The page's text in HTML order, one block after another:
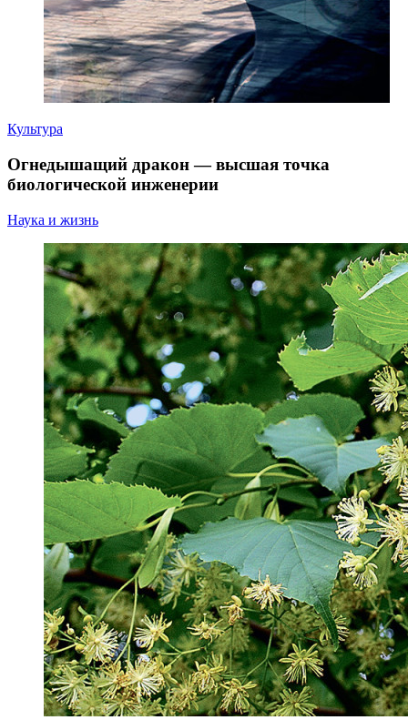
Культура
Огнедышащий дракон — высшая точка
биологической инженерии
Наука и жизнь